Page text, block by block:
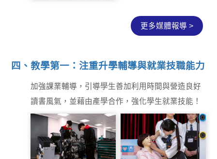
更多媒體報導 >
四、教學第一：注重升學輔導與就業技職能力
加強課業輔導，引導學生善加利用時間與營造良好
讀書風氣，並藉由產學合作，強化學生就業技能！